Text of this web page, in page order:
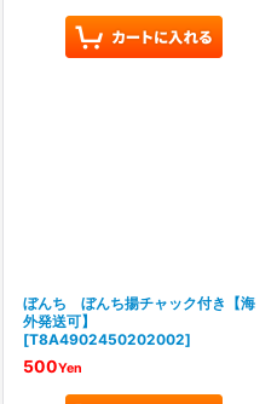
ぼんち ぼんち揚チャック付き【海
外発送可】
[T8A4902450202002]
500Yen